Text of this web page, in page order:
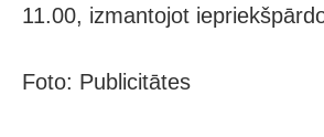
11.00, izmantojot
Foto: Publicitātes